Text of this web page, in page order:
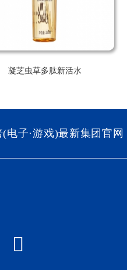
凝芝虫草多肽新活水
电子·游戏)最新集团官网